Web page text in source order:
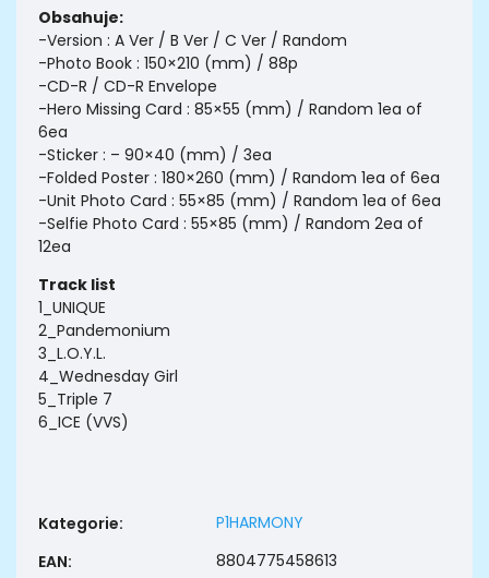
Obsahuje:
-Version : A Ver / B Ver / C Ver / Random
-Photo Book : 150×210 (mm) / 88p
-CD-R / CD-R Envelope
-Hero Missing Card : 85×55 (mm) / Random 1ea of
6ea
-Sticker : – 90×40 (mm) / 3ea
-Folded Poster : 180×260 (mm) / Random 1ea of 6ea
-Unit Photo Card : 55×85 (mm) / Random 1ea of 6ea
-Selfie Photo Card : 55×85 (mm) / Random 2ea of
12ea
Track list
1_UNIQUE
2_Pandemonium
3_L.O.Y.L.
4_Wednesday Girl
5_Triple 7
6_ICE (VVS)
Kategorie:
P1HARMONY
EAN: 8804775458613